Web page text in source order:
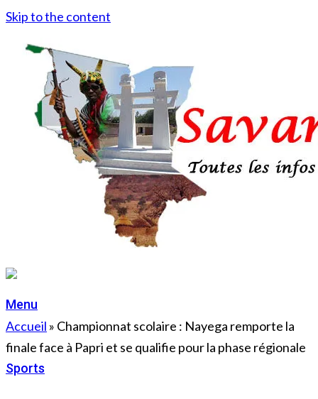
Skip to the content
Menu
Accueil » Championnat scolaire : Nayega remporte la
finale face à Papri et se qualifie pour la phase régionale
Sports